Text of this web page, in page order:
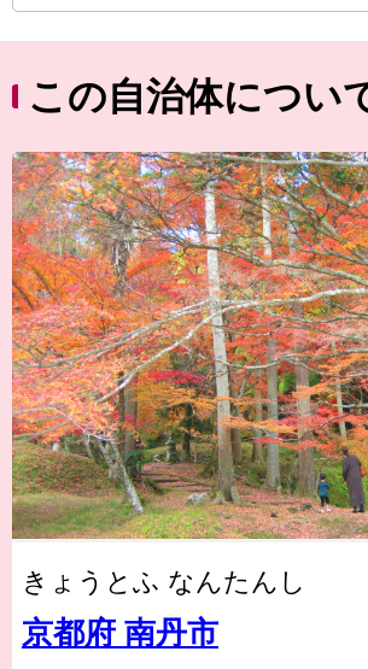
この自治体につい
きょうとふ なんたんし
京都府 南丹市